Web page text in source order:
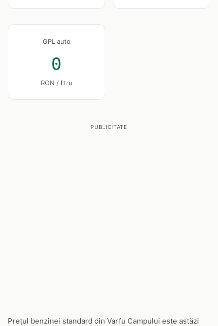
GPL auto
0
RON / litru
PUBLICITATE
Prețul benzinei standard din Varfu Campului este astăzi